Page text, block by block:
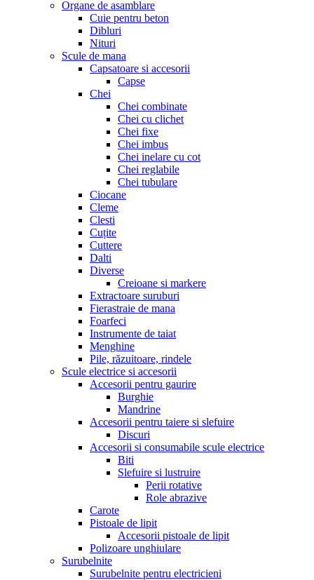
Organe de asamblare
Cuie pentru beton
Dibluri
Nituri
Scule de mana
Capsatoare si accesorii
Capse
Chei
Chei combinate
Chei cu clichet
Chei fixe
Chei imbus
Chei inelare cu cot
Chei reglabile
Chei tubulare
Ciocane
Cleme
Clesti
Cuțite
Cuttere
Dalti
Diverse
Creioane si markere
Extractoare suruburi
Fierastraie de mana
Foarfeci
Instrumente de taiat
Menghine
Pile, răzuitoare, rindele
Scule electrice si accesorii
Accesorii pentru gaurire
Burghie
Mandrine
Accesorii pentru taiere si slefuire
Discuri
Accesorii si consumabile scule electrice
Biti
Slefuire si lustruire
Perii rotative
Role abrazive
Carote
Pistoale de lipit
Accesorii pistoale de lipit
Polizoare unghiulare
Surubelnite
Surubelnite pentru electricieni